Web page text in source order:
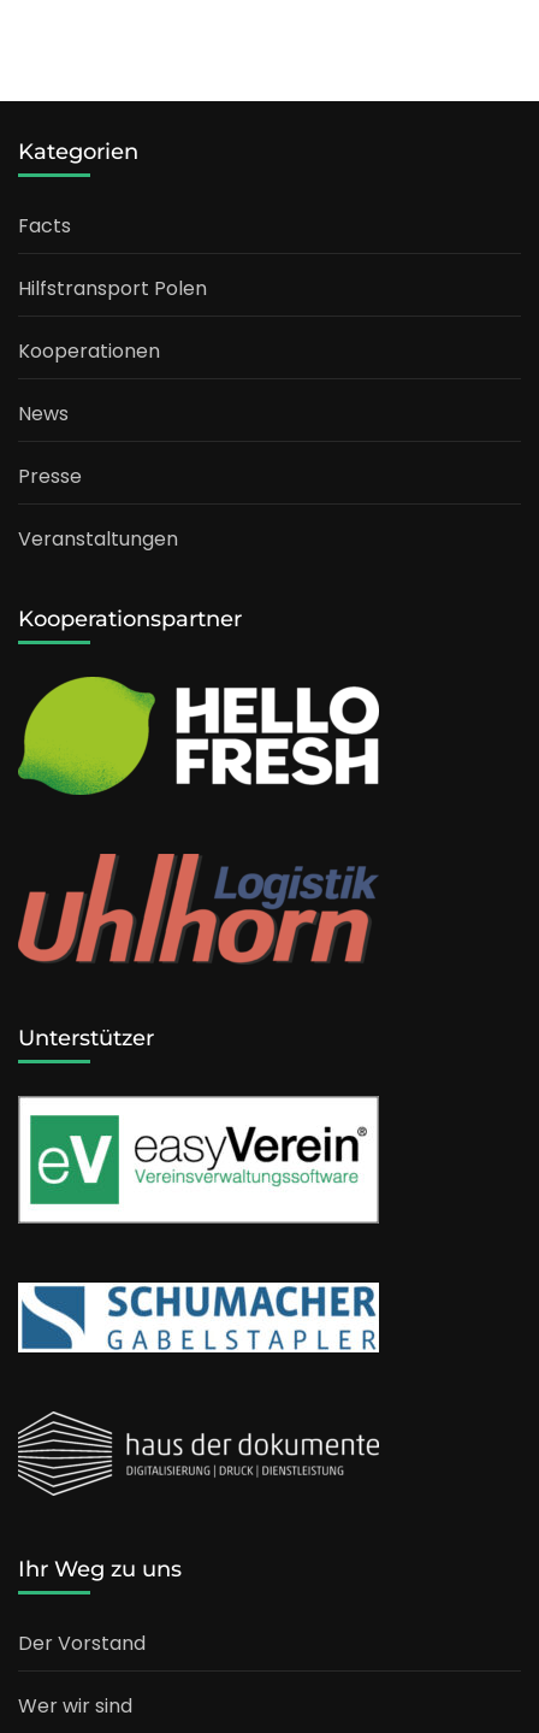
Kategorien
Facts
Hilfstransport Polen
Kooperationen
News
Presse
Veranstaltungen
Kooperationspartner
Unterstützer
Ihr Weg zu uns
Der Vorstand
Wer wir sind